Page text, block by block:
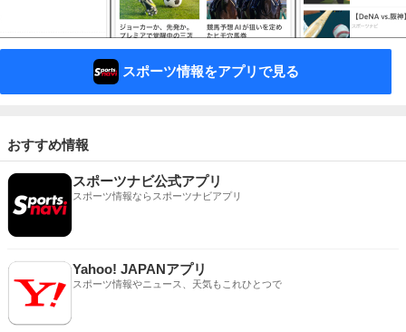
スポーツ情報をアプリで見る
おすすめ情報
スポーツナビ公式アプリ
スポーツ情報ならスポーツナビアプリ
Yahoo! JAPANアプリ
スポーツ情報やニュース、天気もこれひとつで